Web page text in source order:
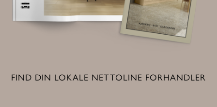
FIND DIN LOKALE NETTOLINE FORHANDLER